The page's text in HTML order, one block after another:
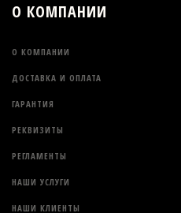
О КОМПАНИИ
О КОМПАНИИ
ДОСТАВКА И ОПЛАТА
ГАРАНТИЯ
РЕКВИЗИТЫ
РЕГЛАМЕНТЫ
НАШИ УСЛУГИ
НАШИ КЛИЕНТЫ